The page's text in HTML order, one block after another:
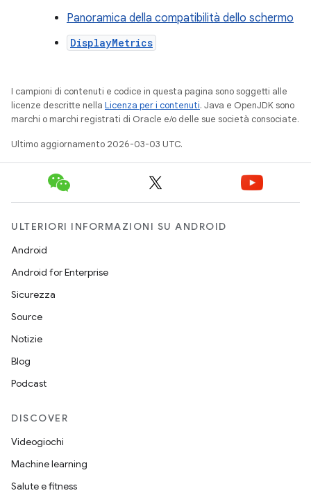
Panoramica della compatibilità dello schermo
DisplayMetrics
I campioni di contenuti e codice in questa pagina sono soggetti alle
licenze descritte nella Licenza per i contenuti. Java e OpenJDK sono
marchi o marchi registrati di Oracle e/o delle sue società consociate.
Ultimo aggiornamento 2026-03-03 UTC.
ULTERIORI INFORMAZIONI SU ANDROID
Android
Android for Enterprise
Sicurezza
Source
Notizie
Blog
Podcast
DISCOVER
Videogiochi
Machine learning
Salute e fitness